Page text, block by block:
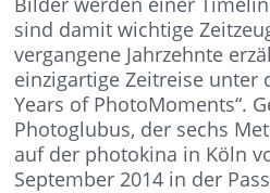
sind damit wichtige
vergangene Jahrzehnte
einzigartige Zeitreise unter
Years of PhotoMoments“.
Photoglubus, der sechs
auf der photokina in Köln
September 2014 in der